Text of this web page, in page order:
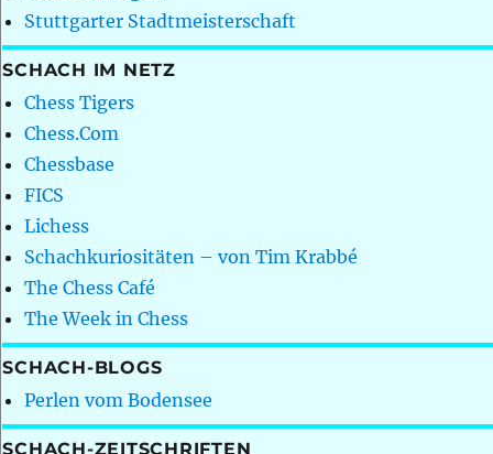
Stuttgarter Stadtmeisterschaft
SCHACH IM NETZ
Chess Tigers
Chess.Com
Chessbase
FICS
Lichess
Schachkuriositäten – von Tim Krabbé
The Chess Café
The Week in Chess
SCHACH-BLOGS
Perlen vom Bodensee
SCHACH-ZEITSCHRIFTEN